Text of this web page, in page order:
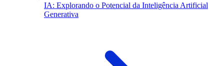
IA: Explorando o Potencial da Inteligência Artificial
Generativa